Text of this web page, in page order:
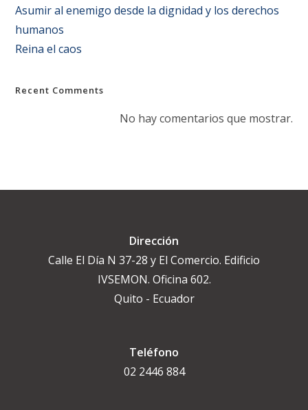
Asumir al enemigo desde la dignidad y los derechos
humanos
Reina el caos
Recent Comments
No hay comentarios que mostrar.
Dirección
Calle El Día N 37-28 y El Comercio. Edificio
IVSEMON. Oficina 602.
Quito - Ecuador
Teléfono
02 2446 884